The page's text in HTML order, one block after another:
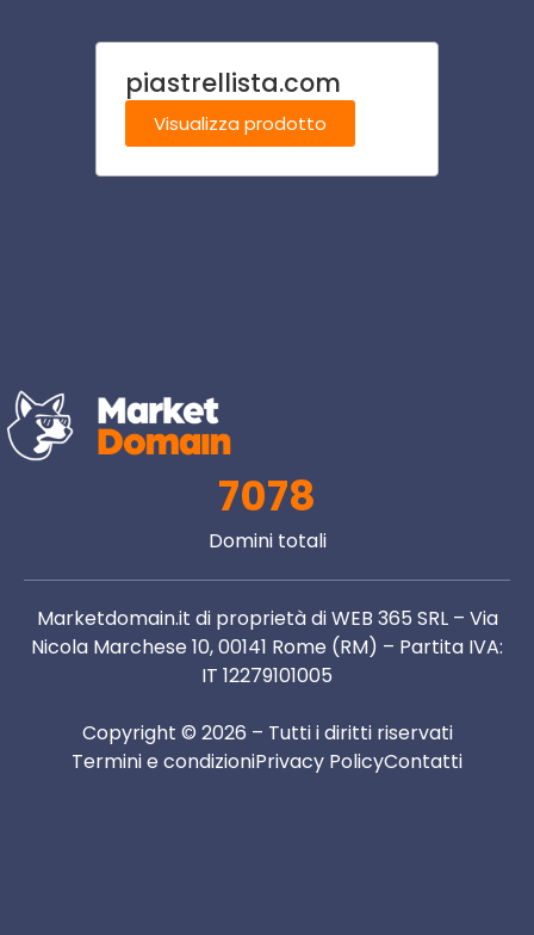
piastrellista.com
Visualizza prodotto
7078
Domini totali
Marketdomain.it di proprietà di WEB 365 SRL – Via
Nicola Marchese 10, 00141 Rome (RM) – Partita IVA:
IT 12279101005
Copyright © 2026 – Tutti i diritti riservati
Termini e condizioniPrivacy PolicyContatti